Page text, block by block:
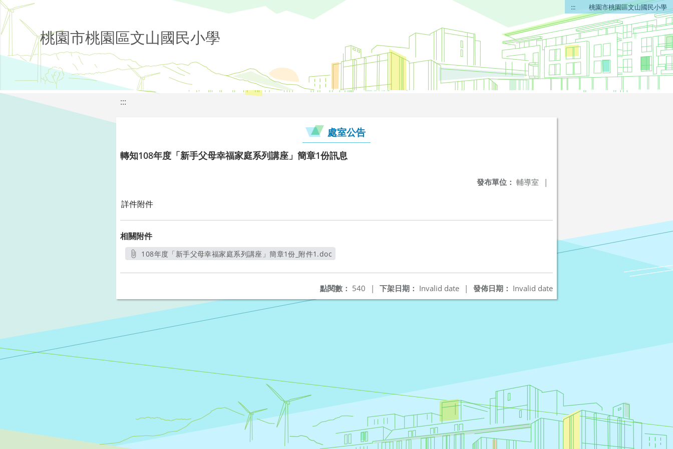
::: 桃園市桃園區文山國民小學
桃園市桃園區文山國民小學
:::
處室公告
轉知108年度「新手父母幸福家庭系列講座」簡章1份訊息
發布單位： 輔導室 |
詳件附件
相關附件
108年度「新手父母幸福家庭系列講座」簡章1份_附件1.doc
發佈日期： Invalid date
下架日期： Invalid date |
點閱數： 540 |